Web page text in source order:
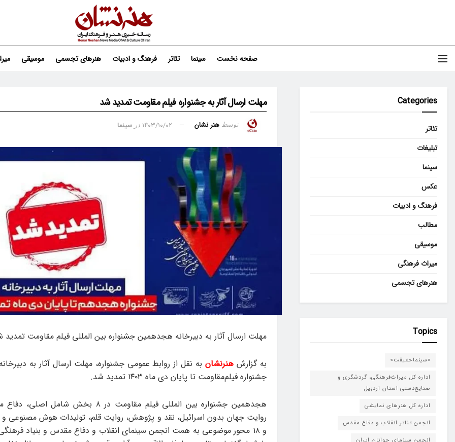
صفحه نخست سینما تئاتر فرهنگ و ادبیات هنرهای تجسمی موسیقی
مهلت ارسال آثار به جشنواره فیلم مقاومت تمدید شد
توسط هنر نشان ۱۴۰۳/۱۰/۰۲ در سینما
مهلت ارسال آثار به دبیرخانه هجدهمین جشنواره بین المللی فیلم مقاومت
به گزارش هنرنشان به نقل از روابط عمومی جشنواره، مهلت ارسال آثار به
جشنواره فیلم‌مقاومت تا پایان دی ماه ۱۴۰۳ تمدید شد.
هجدهمین جشنواره بین المللی فیلم مقاومت در ۸ بخش
روایت جهان بدون اسرائیل، نقد و پژوهش، روایت قلم، تولیدات هوش مصنوعی و
و ۱۸ محور موضوعی به همت انجمن سینمای انقلاب و دفاع مقدس و بنیاد
Categories
تئاتر
تبلیغات
سینما
عکس
فرهنگ و ادبیات
مطالب
موسیقی
میراث فرهنگی
هنرهای تجسمی
Topics
«سینماحقیقت»
اداره کل میراث‌فرهنگی، گردشگری و
صنایع‌دستی استان اردبیل
اداره کل هنرهای نمایشی
انجمن تئاتر انقلاب و دفاع مقدس
انجمن سینمای جوانان ایران